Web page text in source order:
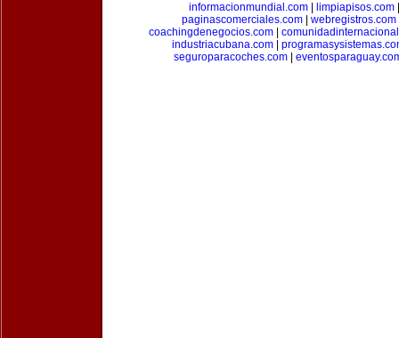
informacionmundial.com| limpiapisos.com
paginascomerciales.com| webregistros.com
coachingdenegocios.com
industriacubana.com
seguroparacoches.com|